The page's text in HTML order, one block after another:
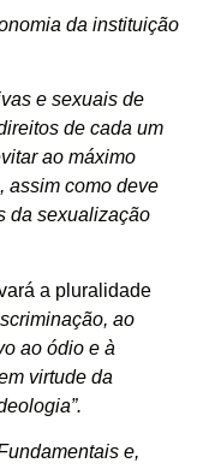
da instituição
e sexuais de
de cada um
ao máximo
assim como deve
da sexualização
a pluralidade
ao
ao ódio e à
virtude da
e,